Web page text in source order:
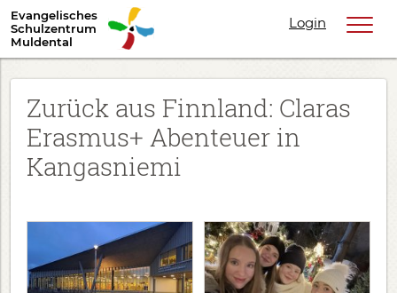
Evangelisches
Schulzentrum
Muldental
Login
Zurück aus Finnland: Claras
Erasmus+ Abenteuer in
Kangasniemi